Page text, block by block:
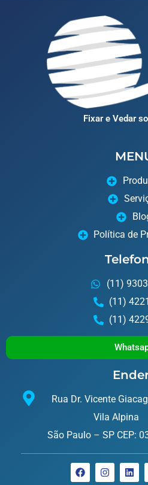
Fixar e Vedar
Política de
(11)
(11)
(11)
Rua Dr. Vicente
Vila Alpina
São Paulo – SP CEP: